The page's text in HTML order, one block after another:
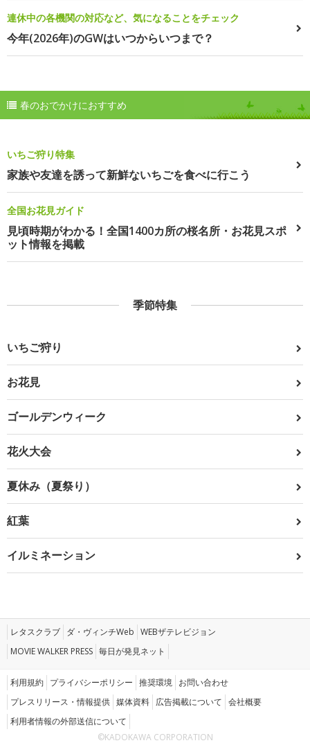
連休中の各機関の対応など、気になることをチェック
今年(2026年)のGWはいつからいつまで？
春のおでかけにおすすめ
いちご狩り特集
家族や友達を誘って新鮮ないちごを食べに行こう
全国お花見ガイド
見頃時期がわかる！全国1400カ所の桜名所・お花見スポ
ット情報を掲載
季節特集
いちご狩り
お花見
ゴールデンウィーク
花火大会
夏休み（夏祭り）
紅葉
イルミネーション
レタスクラブ ダ・ヴィンチWeb WEBザテレビジョン
MOVIE WALKER PRESS 毎日が発見ネット
利用規約 プライバシーポリシー 推奨環境 お問い合わせ
プレスリリース・情報提供 媒体資料 広告掲載について 会社概要
利用者情報の外部送信について
©KADOKAWA CORPORATION